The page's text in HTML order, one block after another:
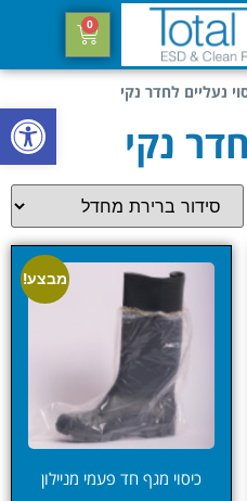
פתח
0
נעליים לחדר נקי
נקי
מבצע!
כיסוי מגף חד פעמי מניילון